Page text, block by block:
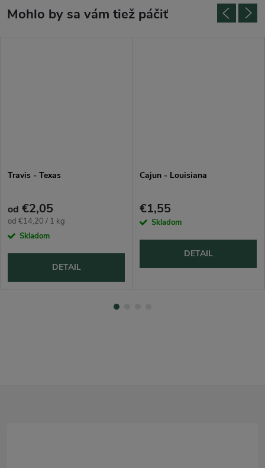
Travis - Texas
od €2,05
Jednotková
cena:
od €14,20 / 1 kg
Skladom
DETAIL
Cajun - Louisiana
€1,55
Skladom
DETAIL